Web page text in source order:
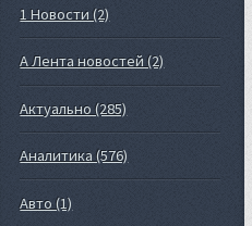
1 Новости (2)
А Лента новостей (2)
Актуально (285)
Аналитика (576)
Авто (1)